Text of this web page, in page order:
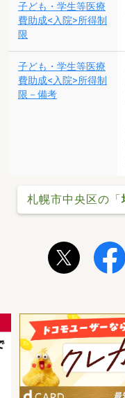
子ども・学生等医療
費助成<入院>所得制
限
子ども・学生等医療
費助成<入院>所得制
限－備考
札幌市中央区の「